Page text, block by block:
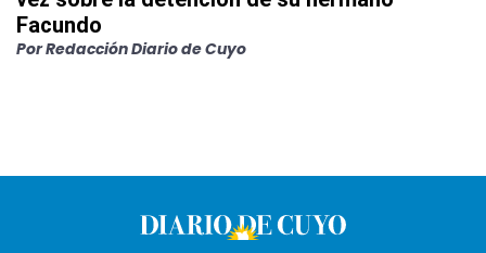
Facundo
PorRedacción Diario de Cuyo